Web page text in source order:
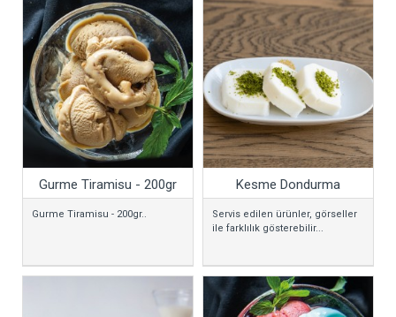
Gurme Tiramisu - 200gr
Gurme Tiramisu - 200gr..
Kesme Dondurma
Servis edilen ürünler, görseller
ile farklılık gösterebilir...